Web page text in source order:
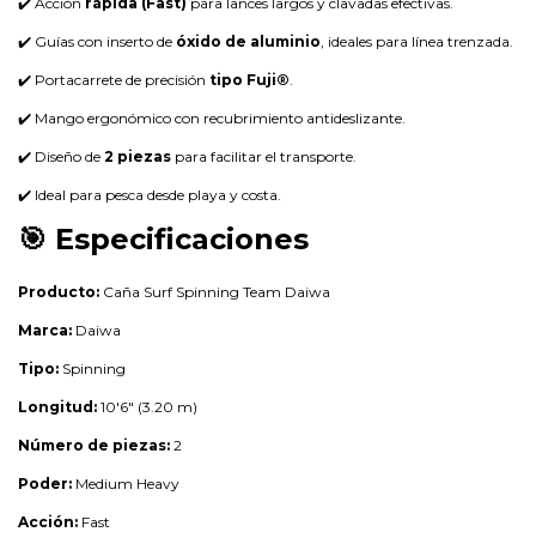
✔️ Guías con inserto de óxido de aluminio, ideales para línea trenzada.
✔️ Portacarrete de precisión tipo Fuji®.
✔️ Mango ergonómico con recubrimiento antideslizante.
✔️ Diseño de 2 piezas para facilitar el transporte.
✔️ Ideal para pesca desde playa y costa.
🎯 Especificaciones
Producto: Caña Surf Spinning Team Daiwa
Marca: Daiwa
Tipo: Spinning
Longitud: 10'6" (3.20 m)
Número de piezas: 2
Poder: Medium Heavy
Acción: Fast